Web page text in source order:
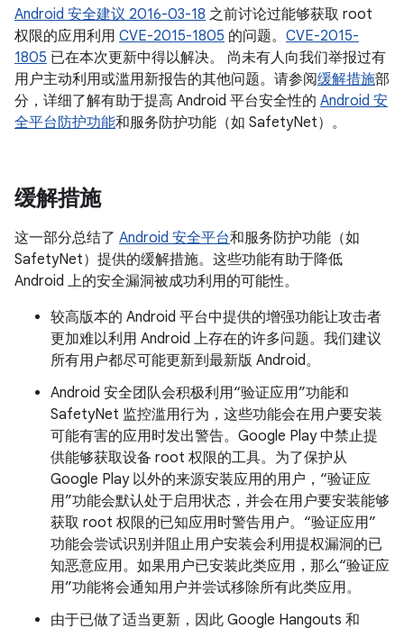
Android 安全建议 2016-03-18 之前讨论过能够获取 root
权限的应用利用 CVE-2015-1805 的问题。 CVE-2015-
1805 已在本次更新中得以解决。 尚未有人向我们举报过有
用户主动利用或滥用新报告的其他问题。请参阅缓解措施部
分，详细了解有助于提高 Android 平台安全性的 Android 安
全平台防护功能和服务防护功能（如 SafetyNet）。
缓解措施
这一部分总结了 Android 安全平台和服务防护功能（如
SafetyNet）提供的缓解措施。这些功能有助于降低
Android 上的安全漏洞被成功利用的可能性。
较高版本的 Android 平台中提供的增强功能让攻击者
更加难以利用 Android 上存在的许多问题。我们建议
所有用户都尽可能更新到最新版 Android。
Android 安全团队会积极利用“验证应用”功能和
SafetyNet 监控滥用行为，这些功能会在用户要安装
可能有害的应用时发出警告。Google Play 中禁止提
供能够获取设备 root 权限的工具。为了保护从
Google Play 以外的来源安装应用的用户，“验证应
用”功能会默认处于启用状态，并会在用户要安装能够
获取 root 权限的已知应用时警告用户。“验证应用”
功能会尝试识别并阻止用户安装会利用提权漏洞的已
知恶意应用。如果用户已安装此类应用，那么“验证应
用”功能将会通知用户并尝试移除所有此类应用。
由于已做了适当更新，因此 Google Hangouts 和